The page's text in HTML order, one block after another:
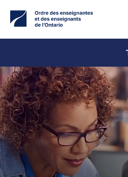
contenu